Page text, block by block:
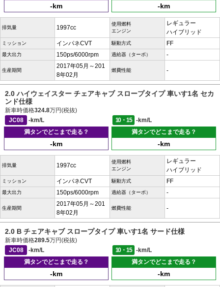
-km -km
排気量 1997cc
使用燃料
エンジン
レギュラー
ハイブリッド
ミッション インパネCVT 駆動方式 FF
最大出力 150ps/6000rpm 過給器（ターボ） -
生産期間
2017年05月～201
8年02月
燃費性能 -
2.0 ハイウェイスター チェアキャブ スロープタイプ 車いす1名 セカ
ンド仕様
新車時価格324.8万円(税抜)
JC08
-km/L 10・15
-km/L
満タンでどこまで走る？
-km
満タンでどこまで走る？
-km
排気量 1997cc
使用燃料
エンジン
レギュラー
ハイブリッド
ミッション インパネCVT 駆動方式 FF
最大出力 150ps/6000rpm 過給器（ターボ） -
生産期間
2017年05月～201
8年02月
燃費性能 -
2.0 B チェアキャブ スロープタイプ 車いす1名 サード仕様
新車時価格289.5万円(税抜)
JC08
-km/L 10・15
-km/L
満タンでどこまで走る？
-km
満タンでどこまで走る？
-km